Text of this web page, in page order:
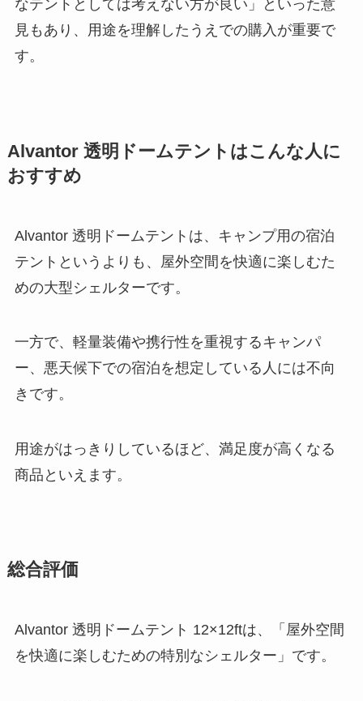
なテントとしては考えない方が良い」といった意
見もあり、用途を理解したうえでの購入が重要で
す。
Alvantor 透明ドームテントはこんな人に
おすすめ
Alvantor 透明ドームテントは、キャンプ用の宿泊
テントというよりも、屋外空間を快適に楽しむた
めの大型シェルターです。
一方で、軽量装備や携行性を重視するキャンパ
ー、悪天候下での宿泊を想定している人には不向
きです。
用途がはっきりしているほど、満足度が高くなる
商品といえます。
総合評価
Alvantor 透明ドームテント 12×12ftは、「屋外空間
を快適に楽しむための特別なシェルター」です。